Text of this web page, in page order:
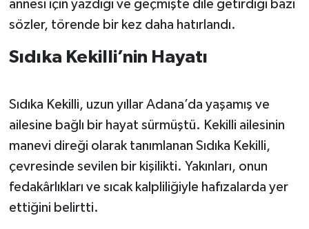
annesi için yazdığı ve geçmişte dile getirdiği bazı
sözler, törende bir kez daha hatırlandı.
Sıdıka Kekilli’nin Hayatı
Sıdıka Kekilli, uzun yıllar Adana’da yaşamış ve
ailesine bağlı bir hayat sürmüştü. Kekilli ailesinin
manevi direği olarak tanımlanan Sıdıka Kekilli,
çevresinde sevilen bir kişilikti. Yakınları, onun
fedakârlıkları ve sıcak kalpliliğiyle hafızalarda yer
ettiğini belirtti.